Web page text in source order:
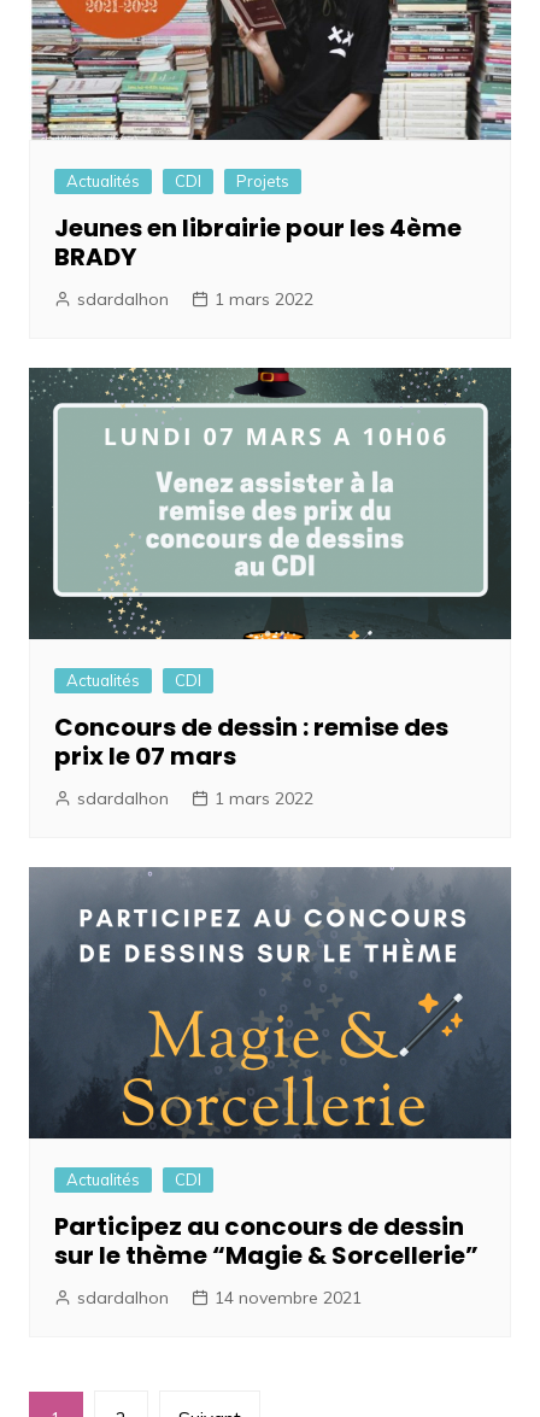
Actualités CDI Projets
Jeunes en librairie pour les 4ème
BRADY
sdardalhon 1 mars 2022
Actualités CDI
Concours de dessin : remise des
prix le 07 mars
sdardalhon 1 mars 2022
Actualités CDI
Participez au concours de dessin
sur le thème “Magie & Sorcellerie”
sdardalhon 14 novembre 2021
Navigation